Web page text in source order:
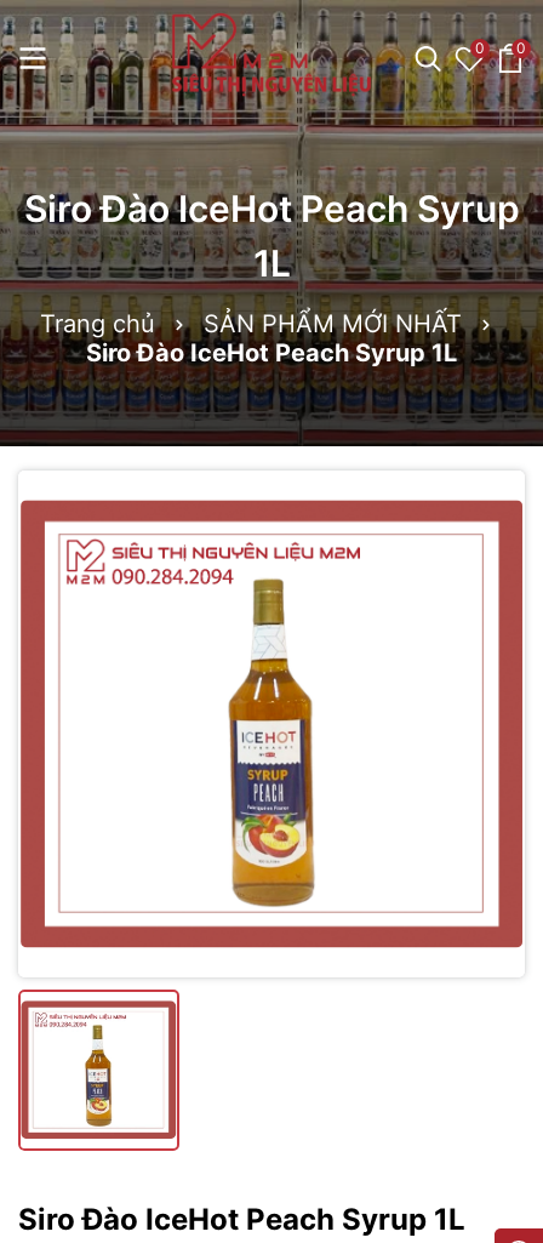
0 0
Siro Đào IceHot Peach Syrup
1L
Trang chủ
SẢN PHẨM MỚI NHẤT
Siro Đào IceHot Peach Syrup 1L
Siro Đào IceHot Peach Syrup 1L